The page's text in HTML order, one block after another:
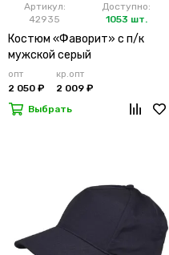
Артикул:
42935
Доступно:
1053 шт.
Костюм «Фаворит» с п/к
мужской серый
опт
2 050 ₽
кр.опт
2 009 ₽
Выбрать